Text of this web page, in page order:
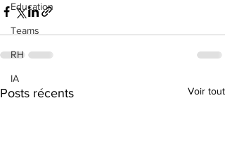
Education
Teams
RH
IA
Posts récents Voir tout